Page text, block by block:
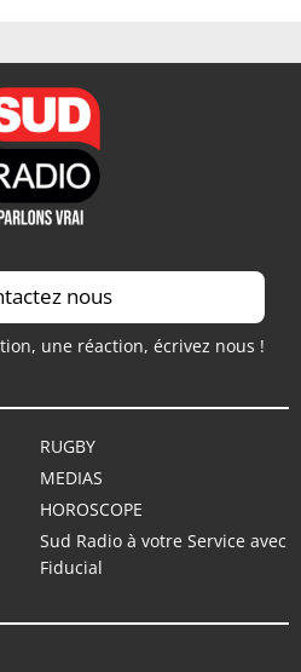
nous
une réaction, écrivez nous !
RUGBY
MEDIAS
HOROSCOPE
Sud Radio à votre Service avec
Fiducial